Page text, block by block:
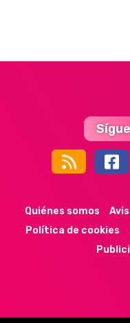
Quiénes somos
Política de cookies